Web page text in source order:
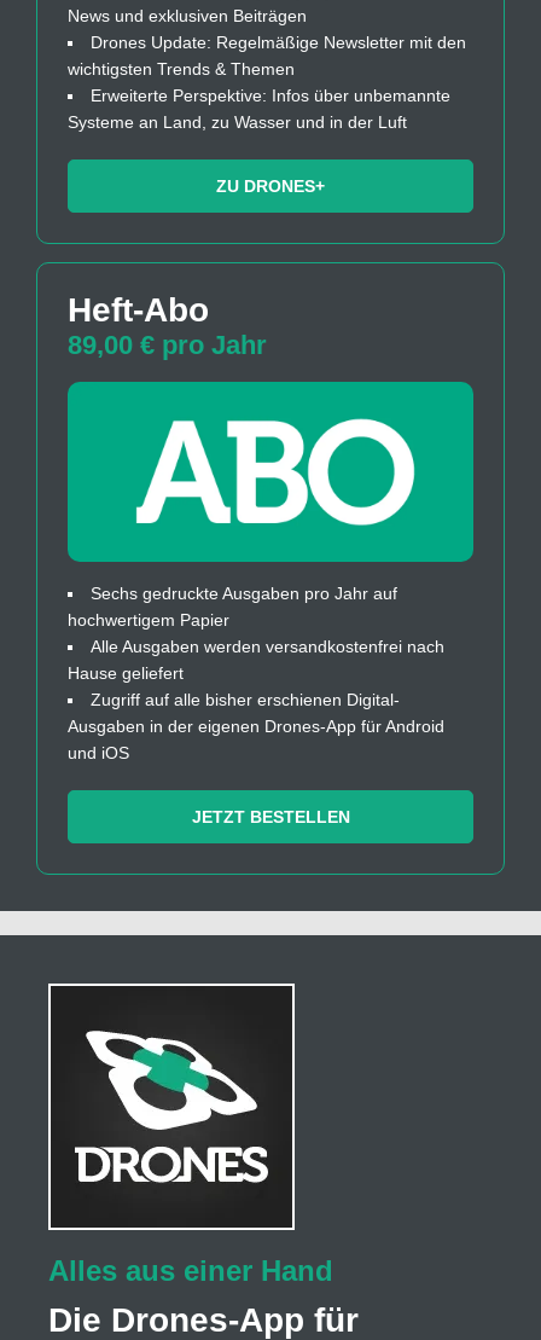
News und exklusiven Beiträgen
Drones Update: Regelmäßige Newsletter mit den
wichtigsten Trends & Themen
Erweiterte Perspektive: Infos über unbemannte
Systeme an Land, zu Wasser und in der Luft
ZU DRONES+
Heft-Abo
89,00 € pro Jahr
Sechs gedruckte Ausgaben pro Jahr auf
hochwertigem Papier
Alle Ausgaben werden versandkostenfrei nach
Hause geliefert
Zugriff auf alle bisher erschienen Digital-
Ausgaben in der eigenen Drones-App für Android
und iOS
JETZT BESTELLEN
Alles aus einer Hand
Die Drones-App für